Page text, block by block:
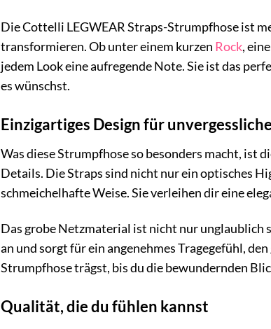
Die Cottelli LEGWEAR Straps-Strumpfhose ist
transformieren. Ob unter einem kurzen Rock,
jedem Look eine aufregende Note. Sie ist das
es wünschst.
Einzigartiges Design für
Was diese Strumpfhose so besonders macht, ist
Details. Die Straps sind nicht nur ein optisches
schmeichelhafte Weise. Sie verleihen dir eine
Das grobe Netzmaterial ist nicht nur unglaublich
an und sorgt für ein angenehmes Tragegefühl,
Strumpfhose trägst, bis du die bewundernden
Qualität, die du fühlen kannst